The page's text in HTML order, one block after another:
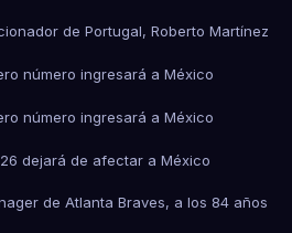
de Portugal, Roberto Martínez
número ingresará a México
número ingresará a México
dejará de afectar a México
de Atlanta Braves, a los 84 años